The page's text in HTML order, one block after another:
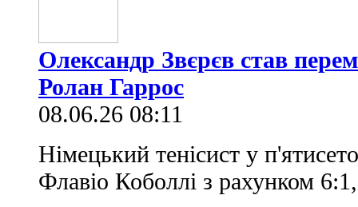
Олександр Звєрєв став
Ролан Гаррос
08.06.26 08:11
Німецький тенісист у
Флавіо Коболлі з рахунком